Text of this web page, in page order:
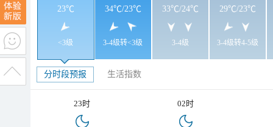
23℃
<3级
34℃/23℃
3-4级转<3级
33℃/24℃
3-4级
29℃/23℃
3-4级转4-5级
分时段预报 生活指数
23时 02时